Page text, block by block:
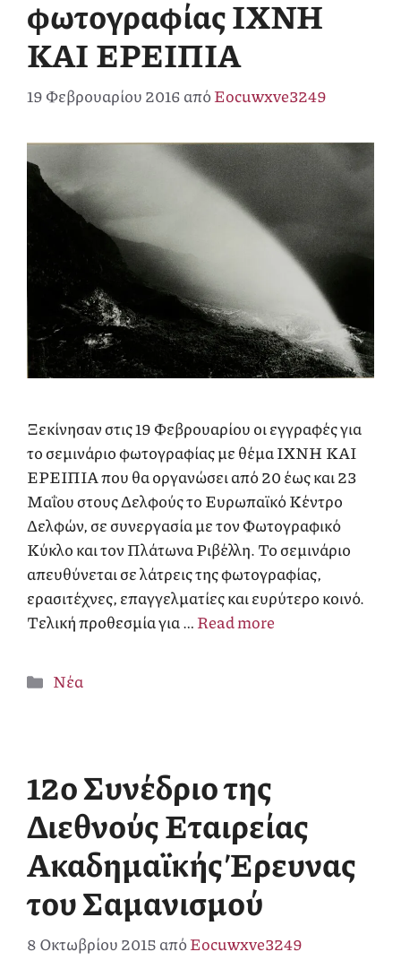
φωτογραφίας ΙΧΝΗ
ΚΑΙ ΕΡΕΙΠΙΑ
19 Φεβρουαρίου 2016απόEocuwxve3249
Ξεκίνησαν στις 19 Φεβρουαρίου οι εγγραφές για
το σεμινάριο φωτογραφίας με θέμα ΙΧΝΗ ΚΑΙ
ΕΡΕΙΠΙΑ που θα οργανώσει από 20 έως και 23
Μαΐου στους Δελφούς το Ευρωπαϊκό Κέντρο
Δελφών, σε συνεργασία με τον Φωτογραφικό
Κύκλο και τον Πλάτωνα Ριβέλλη. Το σεμινάριο
απευθύνεται σε λάτρεις της φωτογραφίας,
ερασιτέχνες, επαγγελματίες και ευρύτερο κοινό.
Τελική προθεσμία για …Read more
Κατηγορίες
Νέα
12ο Συνέδριο της
Διεθνούς Εταιρείας
Ακαδημαϊκής Έρευνας
του Σαμανισμού
8 Οκτωβρίου 2015απόEocuwxve3249